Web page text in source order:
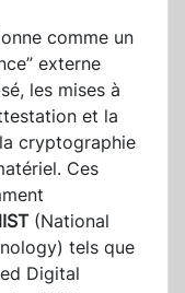
comme un
externe
les mises à
et la
cryptographie
Ces
(National
tels que
Digital